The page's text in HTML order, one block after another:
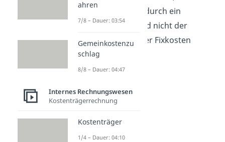
Kostenträgern dadurch ein
proportionaler und nicht der
„richtige“ Anteil der Fixkosten
zugeordnet wird.
ahren
7/8 – Dauer: 03:54
Gemeinkostenzu
schlag
8/8 – Dauer: 04:47
Internes Rechnungswesen
Kostenträgerrechnung
Kostenträger
1/4 – Dauer: 04:10